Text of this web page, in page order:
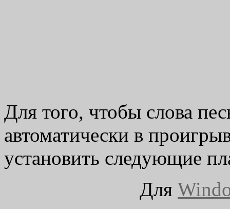
Для того, чтобы слова
автоматически в
установить следующие
Для